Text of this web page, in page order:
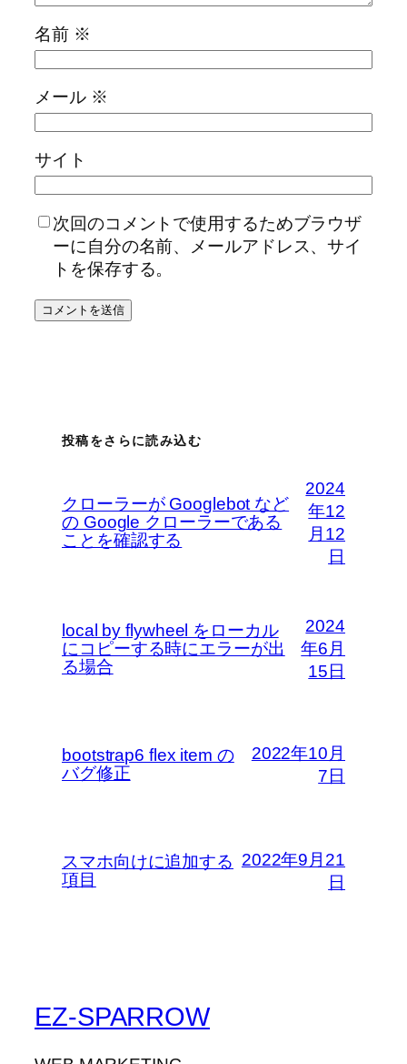
名前 ※
メール ※
サイト
次回のコメントで使用するためブラウザ
ーに自分の名前、メールアドレス、サイ
トを保存する。
投稿をさらに読み込む
クローラーが Googlebot など
の Google クローラーである
ことを確認する
2024
年12
月12
日
local by flywheel をローカル
にコピーする時にエラーが出
る場合
2024
年6月
15日
bootstrap6 flex item の
バグ修正
2022年10月
7日
スマホ向けに追加する
項目
2022年9月21
日
EZ-SPARROW